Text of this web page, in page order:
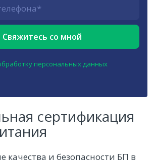
персональных данных
сертификация
качества и безопасности БП в